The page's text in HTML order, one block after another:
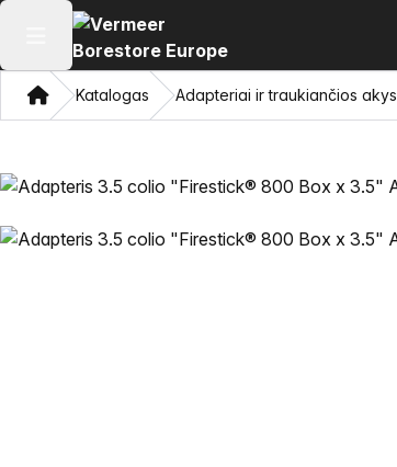
Atidaryti pagrindinį meniu
NamonKatalogas Adapteriai ir traukiančios akys